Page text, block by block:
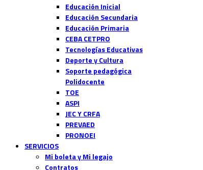
Educación Inicial
Educación Secundaria
Educación Primaria
CEBA CETPRO
Tecnologías Educativas
Deporte y Cultura
Soporte pedagógica
Polidocente
TOE
ASPI
JEC Y CRFA
PREVAED
PRONOEI
SERVICIOS
Mi boleta y Mi legajo
Contratos